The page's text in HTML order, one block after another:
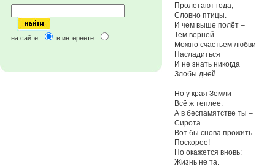
на сайте: в интернете:
Пролетают года,
Словно птицы.
И чем выше полёт –
Тем верней
Можно счастьем любви
Насладиться
И не знать никогда
Злобы дней.
Но у края Земли
Всё ж теплее.
А в беспамятстве ты –
Сирота.
Вот бы снова прожить
Поскорее!
Но окажется вновь:
Жизнь не та.